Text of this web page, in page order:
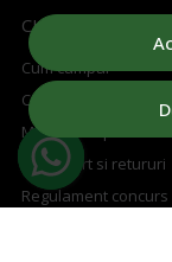
CUM CUMPAR
Cum cumpar
Cosul meu
Metode de plata
Transport si retururi
Regulament concurs